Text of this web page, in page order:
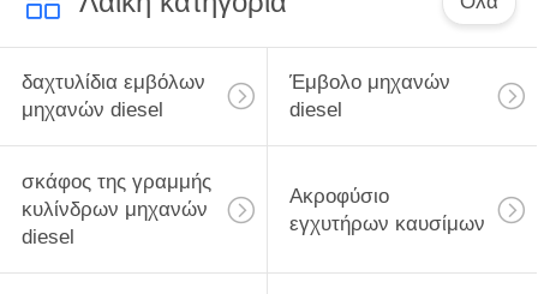
δαχτυλίδια εμβόλων
μηχανών diesel
Έμβολο μηχανών
diesel
σκάφος της γραμμής
κυλίνδρων μηχανών
diesel
Ακροφύσιο
εγχυτήρων καυσίμων